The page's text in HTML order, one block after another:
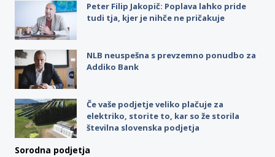
Peter Filip Jakopič: Poplava lahko pride
tudi tja, kjer je nihče ne pričakuje
NLB neuspešna s prevzemno ponudbo za
Addiko Bank
Če vaše podjetje veliko plačuje za
elektriko, storite to, kar so že storila
številna slovenska podjetja
Sorodna podjetja